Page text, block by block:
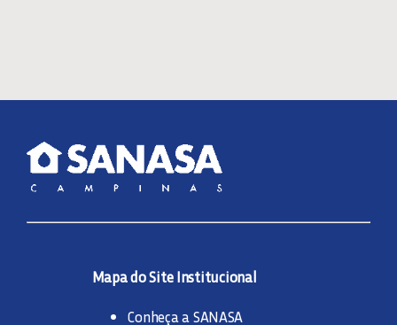
Mapa do Site Institucional
Conheça a SANASA